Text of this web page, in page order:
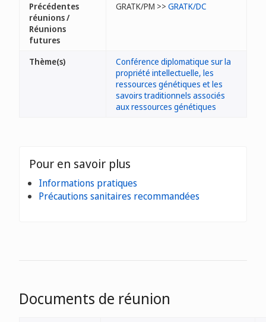
Précédentes
réunions /
Réunions
futures
GRATK/PM >> GRATK/DC
Thème(s)
Conférence diplomatique sur la
propriété intellectuelle, les
ressources génétiques et les
savoirs traditionnels associés
aux ressources génétiques
Pour en savoir plus
Informations pratiques
Précautions sanitaires recommandées
Documents de réunion